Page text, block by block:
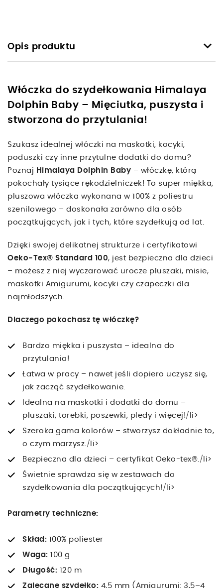
keyboard_arrow_down
Opis produktu
Włóczka do szydełkowania Himalaya
Dolphin Baby – Mięciutka, puszysta i
stworzona do przytulania!
Szukasz idealnej włóczki na maskotki, kocyki,
poduszki czy inne przytulne dodatki do domu?
Poznaj Himalaya Dolphin Baby – włóczkę, którą
pokochały tysiące rękodzielniczek! To super miękka,
pluszowa włóczka wykonana w 100% z poliestru
szenilowego – doskonała zarówno dla osób
początkujących, jak i tych, które szydełkują od lat.
Dzięki swojej delikatnej strukturze i certyfikatowi
Oeko-Tex® Standard 100, jest bezpieczna dla dzieci
– możesz z niej wyczarować urocze pluszaki, misie,
maskotki Amigurumi, kocyki czy czapeczki dla
najmłodszych.
Dlaczego pokochasz tę włóczkę?
Bardzo miękka i puszysta – idealna do
przytulania!
Łatwa w pracy – nawet jeśli dopiero uczysz się,
jak zacząć szydełkowanie.
Idealna na maskotki i dodatki do domu –
pluszaki, torebki, poszewki, pledy i więcej!/li>
Szeroka gama kolorów – stworzysz dokładnie to,
o czym marzysz./li>
Bezpieczna dla dzieci – certyfikat Oeko-tex®./li>
Świetnie sprawdza się w zestawach do
szydełkowania dla początkujących!/li>
Parametry techniczne:
Skład: 100% poliester
Waga: 100 g
Długość: 120 m
Zalecane szydełko: 4,5 mm (Amigurumi: 3,5–4